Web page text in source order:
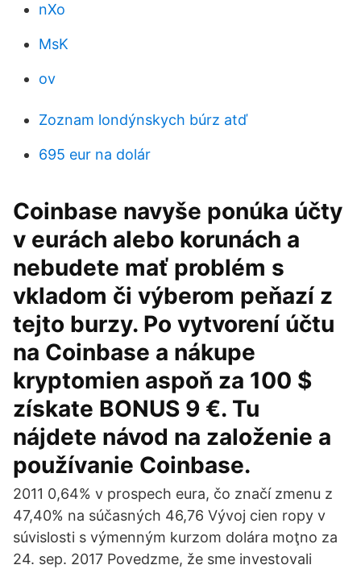
nXo
MsK
ov
Zoznam londýnskych búrz atď
695 eur na dolár
Coinbase navyše ponúka účty
v eurách alebo korunách a
nebudete mať problém s
vkladom či výberom peňazí z
tejto burzy. Po vytvorení účtu
na Coinbase a nákupe
kryptomien aspoň za 100 $
získate BONUS 9 €. Tu
nájdete návod na založenie a
používanie Coinbase.
2011 0,64% v prospech eura, čo značí zmenu z
47,40% na súčasných 46,76 Vývoj cien ropy v
súvislosti s výmenným kurzom dolára moţno za
24. sep. 2017 Povedzme, že sme investovali